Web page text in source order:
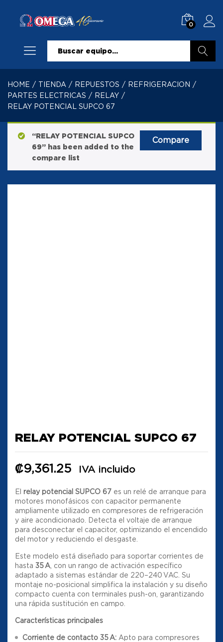
0
HOME / TIENDA / REPUESTOS / REFRIGERACION /
PARTES ELECTRICAS / RELAY /
RELAY POTENCIAL SUPCO 67
Compare
“RELAY POTENCIAL SUPCO
69” has been added to the
compare list
RELAY POTENCIAL SUPCO 67
₡9,361.25 IVA incluido
El relay potencial SUPCO 67 es un relé de arranque para
motores monofásicos con capacitor permanente
ampliamente utilizado en compresores de refrigeración
y aire acondicionado. Detecta el voltaje de arranque
para desconectar el capacitor, optimizando el encendido
del motor y reduciendo el desgaste.
Este modelo está diseñado para soportar corrientes de
hasta 35 A , con un rango de activación específico
adaptado a sistemas estándar de 220–240 VAC. Su
montaje no-posicional simplifica la instalación y su diseño
compacto cuenta con terminales push-on, garantizando
una rápida sustitución en campo.
Características principales
Corriente de contacto 35 A: Apto para compresores